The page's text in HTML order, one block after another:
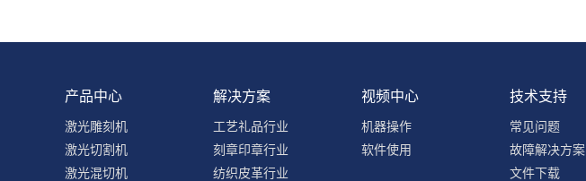
产品中心
激光雕刻机
激光切割机
激光混切机
解决方案
工艺礼品行业
刻章印章行业
纺织皮革行业
视频中心
机器操作
软件使用
技术支持
常见问题
故障解决方案
文件下载